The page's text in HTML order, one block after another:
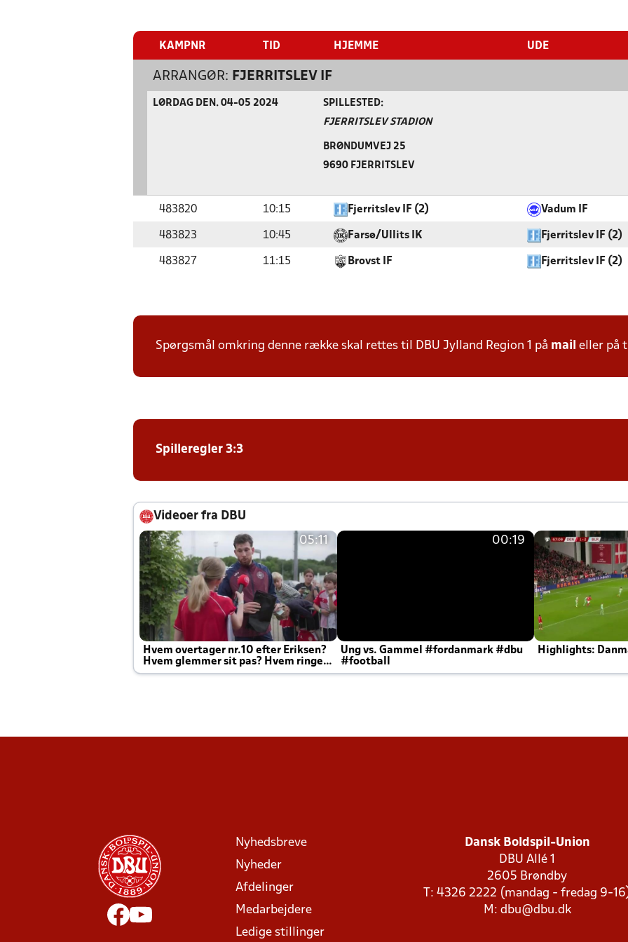
KAMPNR TID HJEMME UDE
ARRANGØR: FJERRITSLEV IF
LØRDAG DEN. 04-05 2024 SPILLESTED:
FJERRITSLEV STADION
BRØNDUMVEJ 25
9690 FJERRITSLEV
483820 10:15 Fjerritslev IF (2) Vadum IF
483823 10:45 Farsø/Ullits IK Fjerritslev IF (2)
483827 11:15 Brovst IF Fjerritslev IF (2)
Spørgsmål omkring denne række skal rettes til DBU Jylland Region 1 på mail eller på
Spilleregler 3:3
Videoer fra DBU
05:11
Hvem overtager nr.10 efter Eriksen?
Hvem glemmer sit pas? Hvem ringer
Joachim altid til efter kampe?
00:19
Ung vs. Gammel #fordanmark #dbu
#football
Highlights:
Nyhedsbreve
Nyheder
Afdelinger
Medarbejdere
Ledige stillinger
Dansk Boldspil-Union
DBU Allé 1
2605 Brøndby
T: 4326 2222 (mandag - fredag 9-
M: dbu@dbu.dk